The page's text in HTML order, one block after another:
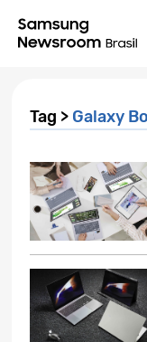
Tag > Galaxy